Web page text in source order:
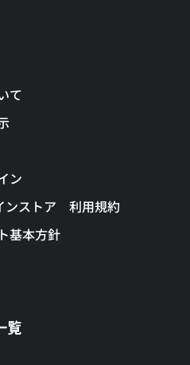
て
ン
ストア 利用規約
基本方針
覧